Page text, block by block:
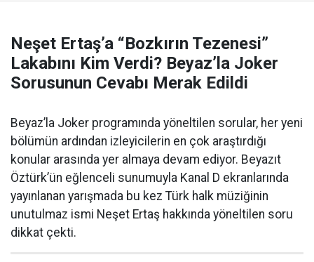
Neşet Ertaş’a “Bozkırın Tezenesi”
Lakabını Kim Verdi? Beyaz’la Joker
Sorusunun Cevabı Merak Edildi
Beyaz’la Joker programında yöneltilen sorular, her yeni
bölümün ardından izleyicilerin en çok araştırdığı
konular arasında yer almaya devam ediyor. Beyazıt
Öztürk’ün eğlenceli sunumuyla Kanal D ekranlarında
yayınlanan yarışmada bu kez Türk halk müziğinin
unutulmaz ismi Neşet Ertaş hakkında yöneltilen soru
dikkat çekti.